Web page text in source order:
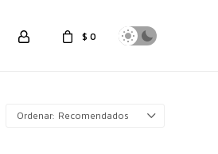
$ 0
Recomendados